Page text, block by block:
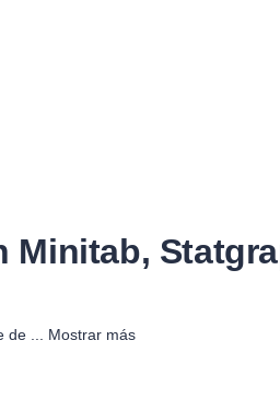
Minitab,
de Mostrar más